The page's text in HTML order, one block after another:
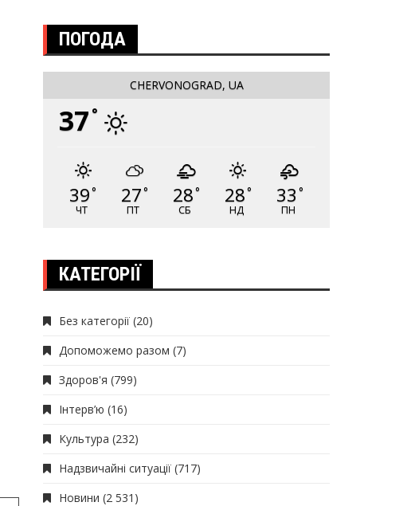
ПОГОДА
CHERVONOGRAD, UA
37 °
39°
ЧТ
27°
ПТ
28°
СБ
28°
НД
33 °
ПН
КАТЕГОРІЇ
Без категорії (20)
Допоможемо разом (7)
Здоров'я (799)
Інтерв’ю (16)
Культура (232)
Надзвичайні ситуації (717)
Новини (2 531)